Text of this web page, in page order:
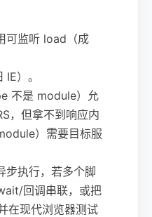
可监听 load（成
）。
不是 module）允
，但拿不到响应内
）需要目标服
步执行，若多个脚
回调串联，或把
在现代浏览器测试